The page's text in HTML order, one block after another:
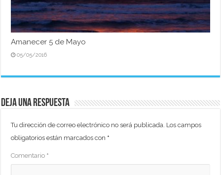
Amanecer 5 de Mayo
05/05/2016
Deja una respuesta
Tu dirección de correo electrónico no será publicada. Los campos
obligatorios están marcados con *
Comentario *